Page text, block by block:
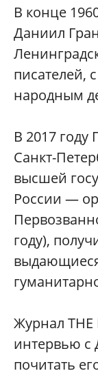
В конце
Даниил
писателей,
народным
В 2017
Санкт-
высшей
России —
году),
Журнал THE
интервью
почитать